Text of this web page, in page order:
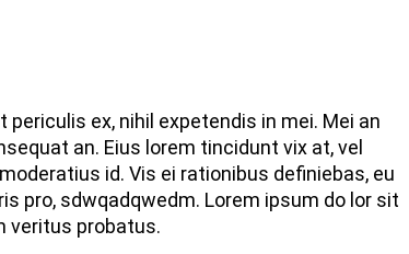
ex, nihil expetendis in mei. Mei an
an. Eius lorem tincidunt vix at, vel
id. Vis ei rationibus definiebas, eu
pro, sdwqadqwedm. Lorem ipsum do lor sit
veritus probatus.